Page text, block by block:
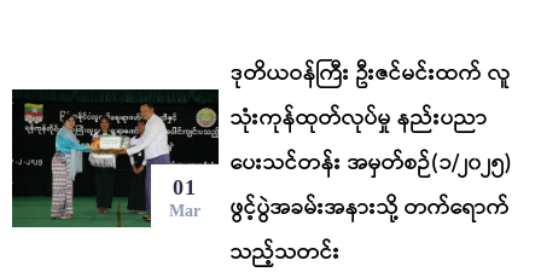
01
Mar
ဒုတိယဝန်ကြီး ဦးဇင်မင်းထက် လူ
သုံးကုန်ထုတ်လုပ်မှု နည်းပညာ
ပေးသင်တန်း အမှတ်စဉ်(၁/၂၀၂၅)
ဖွင့်ပွဲအခမ်းအနားသို့ တက်ရောက်
သည့်သတင်း